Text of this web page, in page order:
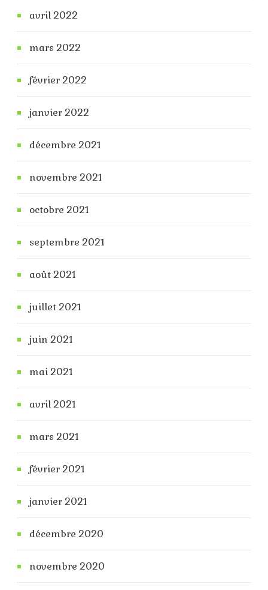
avril 2022
mars 2022
février 2022
janvier 2022
décembre 2021
novembre 2021
octobre 2021
septembre 2021
août 2021
juillet 2021
juin 2021
mai 2021
avril 2021
mars 2021
février 2021
janvier 2021
décembre 2020
novembre 2020